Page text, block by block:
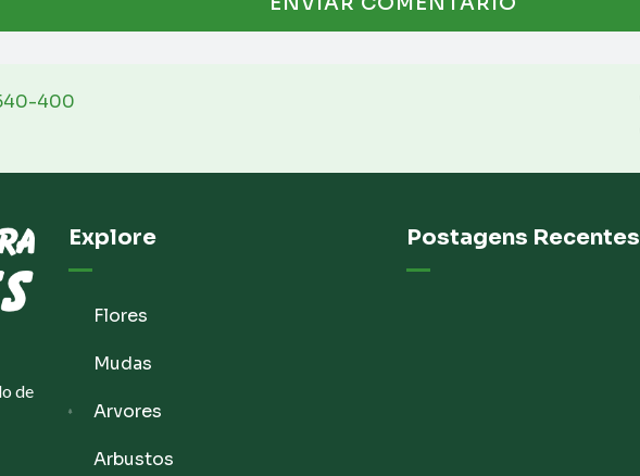
400
de
Explore
Flores
Mudas
Arvores
Arbustos
Postagens Recentes